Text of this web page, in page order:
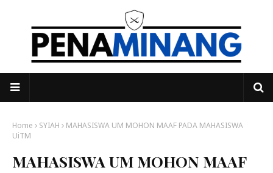
Home SYIAH
MAHASISWA UM MOHON MAAF PADA MAHASISWA
UiTM
MAHASISWA UM MOHON MAAF